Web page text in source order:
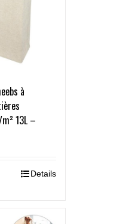
à
13L –
Details